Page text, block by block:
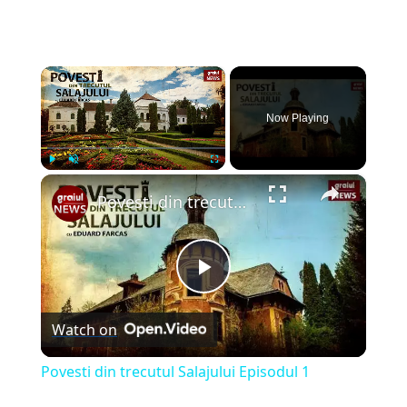
×
Play
Now Playing
×
Play
Video
Povesti din trecutul Salajului Episodul 1
Watch on
Povesti din trecutul Salajului Episodul 1